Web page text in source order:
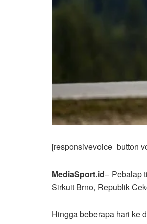
[responsivevoice_button
MediaSport.id– Pebalap
Sirkuit Brno, Republik
Hingga beberapa hari ke